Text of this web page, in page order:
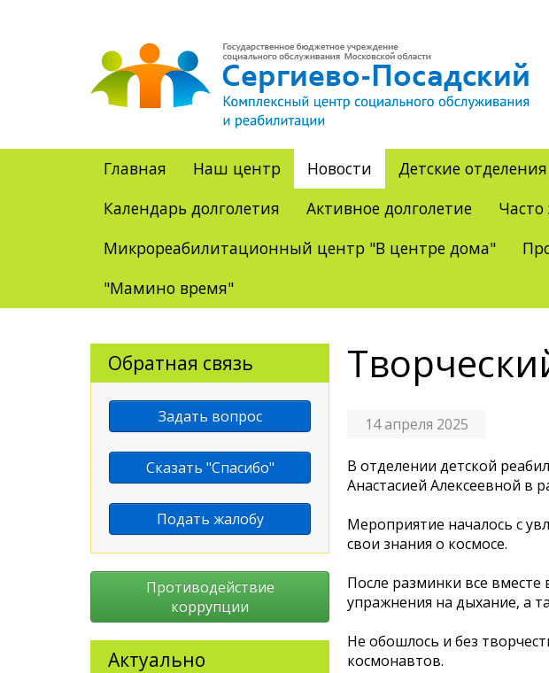
Главная Наш центр Новости Детские отделения
Календарь долголетия
Активное долголетие
Микрореабилитационный центр "В центре дома"
"Мамино время"
14 апреля 2025
В отделении детской
Анастасией Алексеевной в
Мероприятие началось с
свои знания о космосе.
После разминки все
упражнения на дыхание, а
Не обошлось и без
космонавтов.
Обратная связь
Задать вопрос
Сказать "Спасибо"
Подать жалобу
Противодействие
коррупции
Актуально